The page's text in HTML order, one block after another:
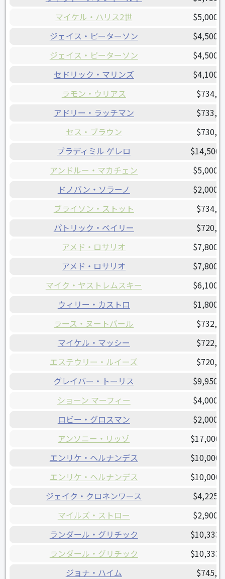
マイケル・ハリス2世
ジェイス・ピーターソン
ジェイス・ピーターソン
セドリック・マリンズ
ラモン・ウリアス
アドリー・ラッチマン
セス・ブラウン
ブラディミル ゲレロ
アンドルー・マカチェン
ドノバン・ソラーノ
ブライソン・ストット
パトリック・ベイリー
アメド・ロサリオ
アメド・ロサリオ
マイク・ヤストレムスキー
ウィリー・カストロ
ラース・ヌートバール
マイケル・マッシー
エステウリー・ルイーズ
グレイバー・トーリス
ショーン マーフィー
ロビー・グロスマン
アンソニー・リッゾ
エンリケ・ヘルナンデス
エンリケ・ヘルナンデス
ジェイク・クロネンワース
マイルズ・ストロー
ランダール・グリチック
ランダール・グリチック
ジョナ・ハイム